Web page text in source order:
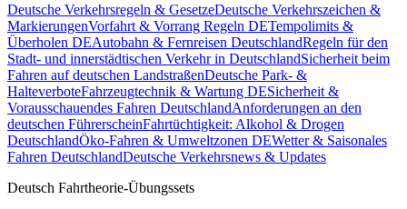
Deutsche Verkehrsregeln & GesetzeDeutsche Verkehrszeichen &
MarkierungenVorfahrt & Vorrang Regeln DETempolimits &
Überholen DEAutobahn & Fernreisen DeutschlandRegeln für den
Stadt- und innerstädtischen Verkehr in DeutschlandSicherheit beim
Fahren auf deutschen LandstraßenDeutsche Park- &
HalteverboteFahrzeugtechnik & Wartung DESicherheit &
Vorausschauendes Fahren DeutschlandAnforderungen an den
deutschen FührerscheinFahrtüchtigkeit: Alkohol & Drogen
DeutschlandÖko-Fahren & Umweltzonen DEWetter & Saisonales
Fahren DeutschlandDeutsche Verkehrsnews & Updates
Deutsch Fahrtheorie-Übungssets